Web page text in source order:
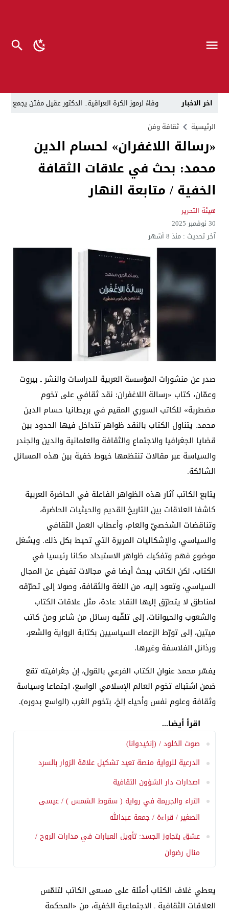
اخر الاخبار
وفاءً لرموز الكرة العراقية.. الدكتور عقيل مفتن
رئيس الوزراء يوجه بتعطيل الدوام الرسمي في
د. حسن جمعة يهنئ الأستاذ كريم حمادي برئاسة نادي
خلية الإعلام الأمني: الحكومة ماضية في حصر السلاح
الرجل المناسب في المكان المناسب ..
الرئيسية ثقافة وفن
«رسالة اللاغفران» لحسام الدين
محمد: بحث في علاقات الثقافة
الخفية / متابعة النهار
هيئة التحرير
30 نوفمبر 2025
آخر تحديث :منذ 8 أشهر
صدر عن منشورات المؤسسة العربية للدراسات والنشر ـ بيروت
وعمّان، كتاب «رسالة اللاغفران: نقد ثقافي على تخوم
مضطربة» للكاتب السوري المقيم في بريطانيا حسام الدين
محمد. يتناول الكتاب بالنقد ظواهر تتداخل فيها الحدود بين
قضايا الجغرافيا والاجتماع والثقافة والعلمانية والدين والجندر
والسياسة عبر مقالات تنتظمها خيوط خفية بين هذه المسائل
الشائكة.
يتابع الكاتب آثار هذه الظواهر الفاعلة في الحاضرة العربية
كاشفا العلاقات بين التاريخ القديم والحيثيات الحاضرة،
وتناقضات الشخصيّ والعام، وأعطاب العمل الثقافي
والسياسي، والإشكاليات المريرة التي تحيط بكل ذلك. ويشغل
موضوع فهم وتفكيك ظواهر الاستبداد مكانا رئيسيا في
الكتاب، لكن الكاتب يبحث أيضا في مجالات تفيض عن المجال
السياسي، وتعود إليه، من اللغة والثقافة، وصولا إلى تطرّقه
لمناطق لا يتطرّق إليها النقاد عادة، مثل علاقات الكتاب
والشعوب والحيوانات، إلى تلقّيه رسائل من شاعر ومن كاتب
ميتين، إلى تورّط الزعماء السياسيين بكتابة الرواية والشعر،
ورذائل الفلاسفة وغيرها.
يفسّر محمد عنوان الكتاب الفرعي بالقول، إن جغرافيته تقع
ضمن اشتباك تخوم العالم الإسلامي الواسع، اجتماعا وسياسة
وثقافة وعلوم نفس وأحياء إلخ، بتخوم الغرب (الواسع بدوره).
اقرأ أيضا...
صوت الخلود / (إنخيدوانا)
الدرعية للرواية منصة تعيد تشكيل علاقة الزوار بالسرد
اصدارات دار الشؤون الثقافية
الثراء والجريمة في رواية ( سقوط الشمس ) / عيسى
الصغير / قراءة / جمعة عبدالله
عشق يتجاوز الجسد: تأويل العبارات في مدارات الروح /
منال رضوان
يعطي غلاف الكتاب أمثلة على مسعى الكاتب لتلمّس
العلاقات الثقافية ـ الاجتماعية الخفية، من «المحكمة